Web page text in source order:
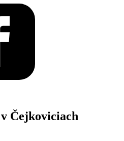
Čejkoviciach